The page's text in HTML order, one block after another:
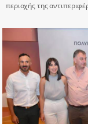
περιοχής της